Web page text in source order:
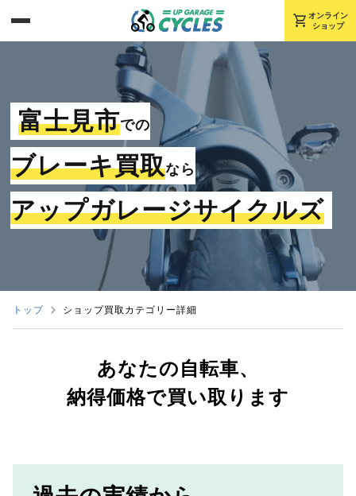
shopping_cart オンライン
ショップ
富士見市での
ブレーキ買取なら
アップガレージサイクルズ
トップ ショップ買取カテゴリー詳細
あなたの自転車、
納得価格で買い取ります